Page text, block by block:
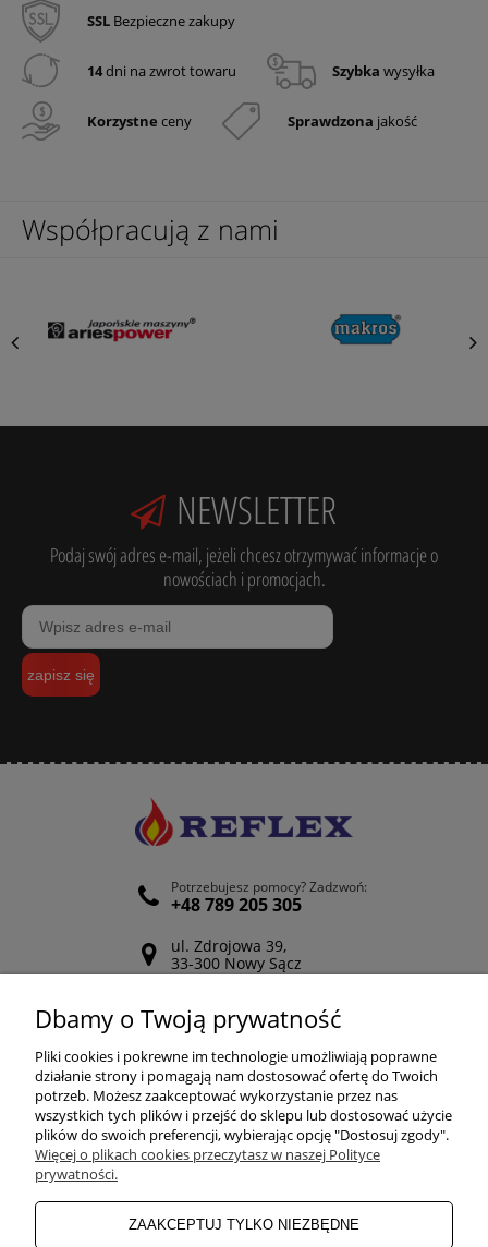
SSL Bezpieczne zakupy
14dni na zwrot towaru Szybka wysyłka
Korzystne ceny Sprawdzona jakość
Współpracują z nami
NEWSLETTER
Podaj swój adres e-mail, jeżeli chcesz otrzymywać informacje o
nowościach i promocjach.
zapisz się
Potrzebujesz pomocy? Zadzwoń:
+48 789 205 305
ul. Zdrojowa 39,
33-300 Nowy Sącz
Odwiedź nasz Facebook
POMOC
ZAKUPY
MOJE KONTO
Dbamy o Twoją prywatność
Pliki cookies i pokrewne im technologie umożliwiają poprawne
działanie strony i pomagają nam dostosować ofertę do Twoich
potrzeb. Możesz zaakceptować wykorzystanie przez nas
wszystkich tych plików i przejść do sklepu lub dostosować użycie
plików do swoich preferencji, wybierając opcję "Dostosuj zgody".
Więcej o plikach cookies przeczytasz w naszej Polityce
prywatności.
ZAAKCEPTUJ TYLKO NIEZBĘDNE